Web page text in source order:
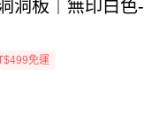
洞板｜無印白色
免運